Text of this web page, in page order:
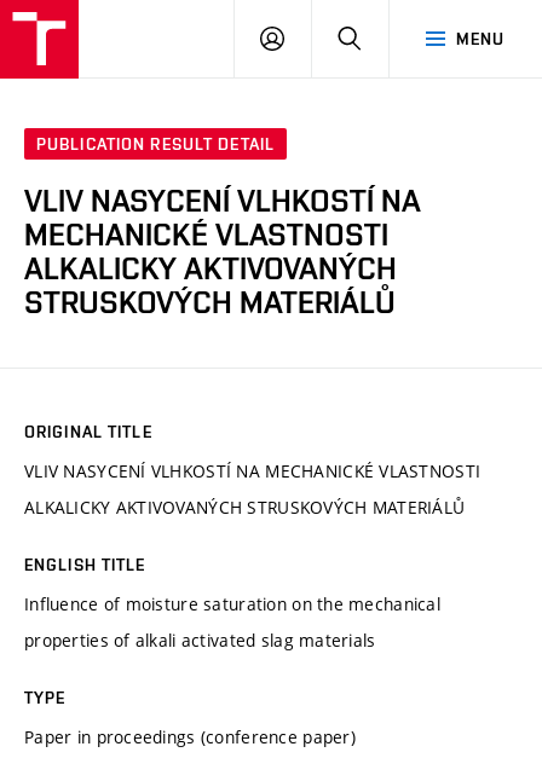
MENU
LOG
SEARCH
PUBLICATION RESULT DETAIL
VLIV NASYCENÍ VLHKOSTÍ NA
MECHANICKÉ VLASTNOSTI
ALKALICKY AKTIVOVANÝCH
STRUSKOVÝCH MATERIÁLŮ
ORIGINAL TITLE
VLIV NASYCENÍ VLHKOSTÍ NA MECHANICKÉ VLASTNOSTI
ALKALICKY AKTIVOVANÝCH STRUSKOVÝCH MATERIÁLŮ
ENGLISH TITLE
Influence of moisture saturation on the mechanical
properties of alkali activated slag materials
TYPE
Paper in proceedings (conference paper)